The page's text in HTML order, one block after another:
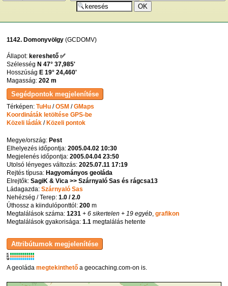
1142. Domonyvölgy (GCDOMV)
Állapot: kereshető ✅
Szélesség N 47° 37,985'
Hosszúság E 19° 24,460'
Magasság:202 m
Térképen:TuHu /OSM /GMaps
Koordináták letöltése GPS-be
Közeli ládák / Közeli pontok
Megye/ország: Pest
Elhelyezés időpontja:2005.04.02 10:30
Megjelenés időpontja:2005.04.04 23:50
Utolsó lényeges változás:2025.07.11 17:19
Rejtés típusa: Hagyományos geoláda
Elrejtők:SagiK & Vica >> Szárnyaló Sas és rágcsa13
Ládagazda:Szárnyaló Sas
Nehézség / Terep:1.0 / 2.0
Úthossz a kiindulóponttól:200 m
Megtalálások száma:1231 + 6 sikertelen + 19 egyéb,grafikon
Megtalálások gyakorisága:1.1 megtalálás hetente
K
R
W
A geoládamegtekinthető a geocaching.com-on is.